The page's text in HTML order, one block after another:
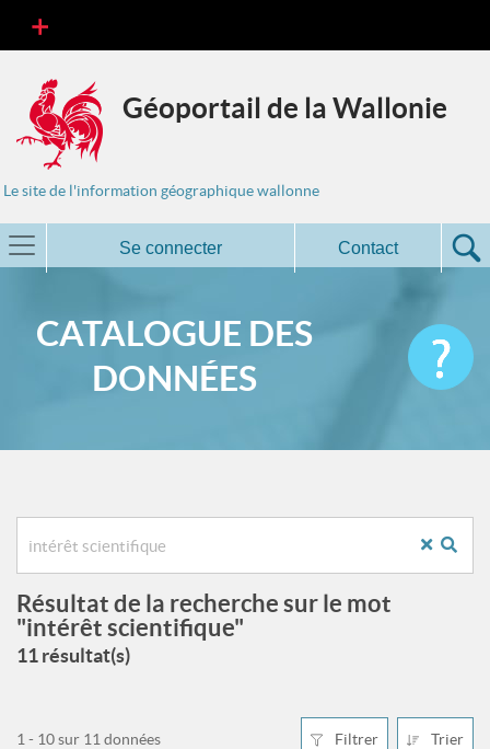
Géoportail de la Wallonie
Le site de l'information géographique wallonne
Se connecter Contact
CATALOGUE DES
DONNÉES
Résultat de la recherche sur le mot
"intérêt scientifique"
11 résultat(s)
Filtrer Trier
1 - 10 sur 11 données